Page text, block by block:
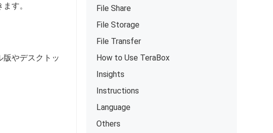
す。
版やデスクトッ
File Share
File Storage
File Transfer
How to Use TeraBox
Insights
Instructions
Language
Others